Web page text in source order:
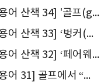
[스포츠박사 기자의 스포츠 용어 산책 34] '골프(golf)'의 어원은 '클럽(club)'과 연관이 있다
[스포츠박사 기자의 스포츠 용어 산책 33] ‘벙커(bunker)'와 '해저드(hazard)'는 어떻게 만들어진 말일까
[스포츠박사 기자의 스포츠 용어 산책 32] ‘페어웨이(fairway)’는 ‘페어플레이(fairplay)’와 관련있는 말일까
[스포츠박사 기자의 스포츠 용어 31] 골프에서 “볼 조심해”라는 표현이 ‘볼(ball)’이 아닌 ‘포(fore)’인 이유는